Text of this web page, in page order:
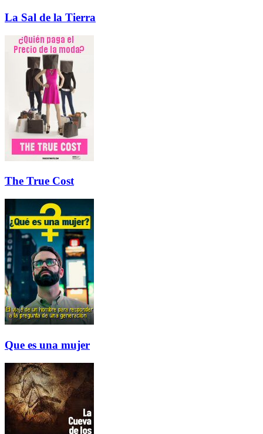
La Sal de la Tierra
The True Cost
Que es una mujer